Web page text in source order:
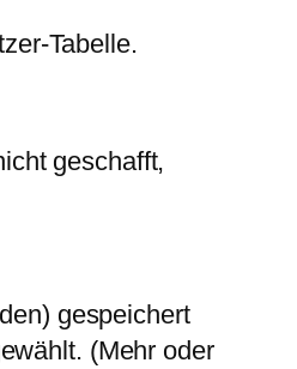
Tabelle.
geschafft,
gespeichert
(Mehr oder